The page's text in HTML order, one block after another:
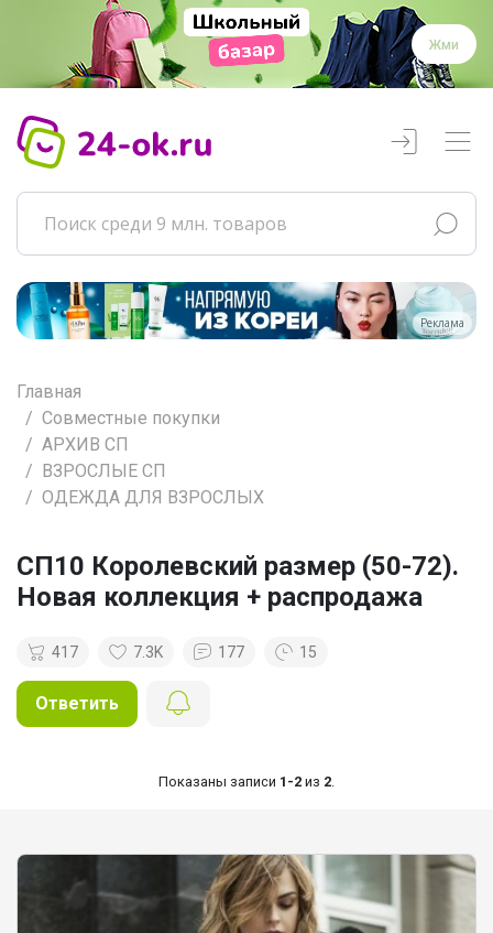
Жми
Реклама
Главная
Совместные покупки
АРХИВ СП
ВЗРОСЛЫЕ СП
ОДЕЖДА ДЛЯ ВЗРОСЛЫХ
СП10 Королевский размер (50-72).
Новая коллекция + распродажа
417 7.3K 177 15
Ответить
Показаны записи 1-2 из 2